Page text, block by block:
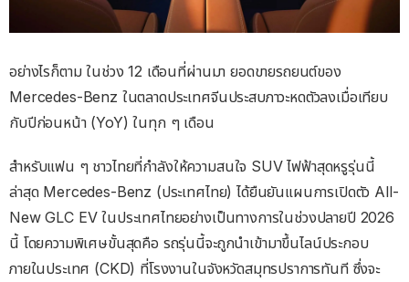
อย่างไรก็ตาม ในช่วง 12 เดือนที่ผ่านมา ยอดขายรถยนต์ของ
Mercedes-Benz ในตลาดประเทศจีนประสบภาวะหดตัวลงเมื่อเทียบ
กับปีก่อนหน้า (YoY) ในทุก ๆ เดือน
สำหรับแฟน ๆ ชาวไทยที่กำลังให้ความสนใจ SUV ไฟฟ้าสุดหรูรุ่นนี้
ล่าสุด Mercedes-Benz (ประเทศไทย) ได้ยืนยันแผนการเปิดตัว All-
New GLC EV ในประเทศไทยอย่างเป็นทางการในช่วงปลายปี 2026
นี้ โดยความพิเศษขั้นสุดคือ รถรุ่นนี้จะถูกนำเข้ามาขึ้นไลน์ประกอบ
ภายในประเทศ (CKD) ที่โรงงานในจังหวัดสมุทรปราการทันที ซึ่งจะ